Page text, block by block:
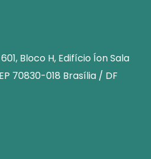
Bloco H, Edifício Íon Sala
70830-018 Brasília / DF